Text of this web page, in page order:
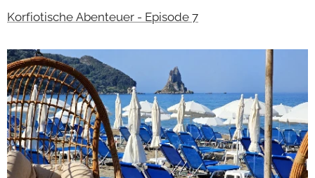
Korfiotische Abenteuer - Episode 7